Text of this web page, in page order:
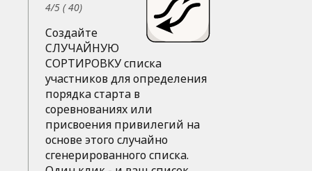
4/5 (40)
Создайте
СЛУЧАЙНУЮ
СОРТИРОВКУ списка
участников для определения
порядка старта в
соревнованиях или
присвоения привилегий на
основе этого случайно
сгенерированного списка.